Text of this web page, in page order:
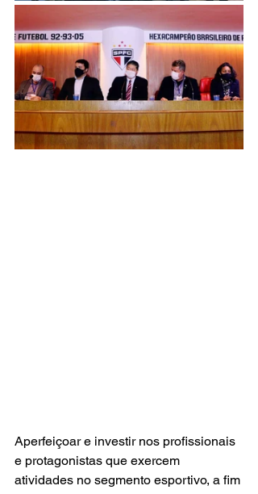
Aperfeiçoar e investir nos profissionais
e protagonistas que exercem
atividades no segmento esportivo, a fim